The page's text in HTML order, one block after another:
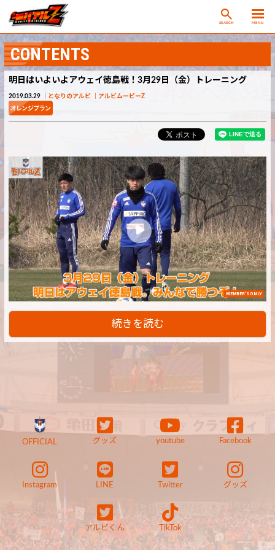
SEARCH MENU
CONTENTS
明日はいよいよアウェイ徳島戦！3月29日（金）トレーニング
2019.03.29 となりのアルビ アルビムービーZ
MEMBER'S ONLY
続きを読む
OFFICIAL グッズ youtube Facebook
Instagram LINE Twitter グッズ
アルビくん TikTok